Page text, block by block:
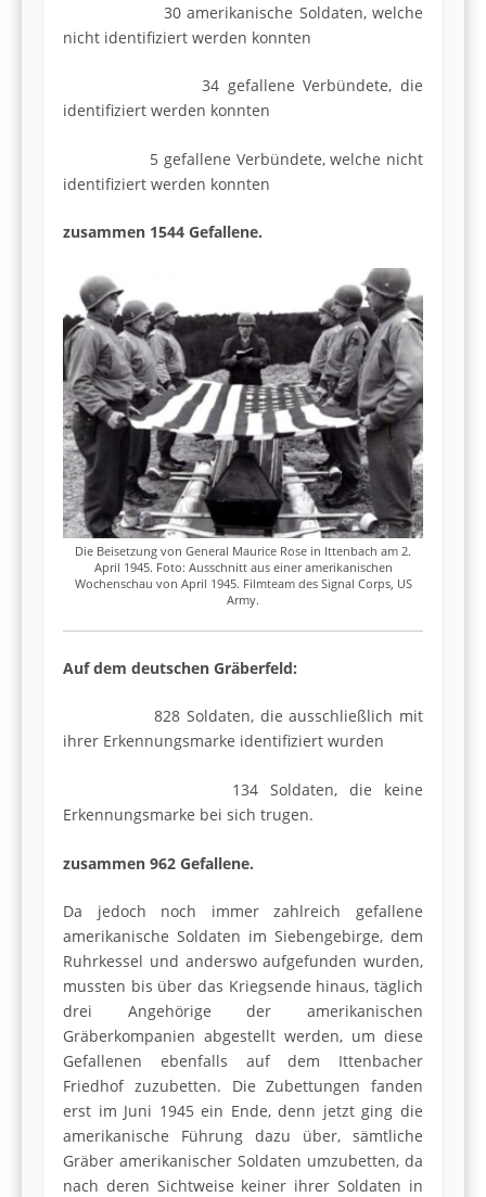
30 amerikanische Soldaten, welche
nicht identifiziert werden konnten
34 gefallene Verbündete, die
identifiziert werden konnten
5 gefallene Verbündete, welche nicht
identifiziert werden konnten
zusammen 1544 Gefallene.
Die Beisetzung von General Maurice Rose in Ittenbach am 2.
April 1945. Foto: Ausschnitt aus einer amerikanischen
Wochenschau von April 1945. Filmteam des Signal Corps, US
Army.
Auf dem deutschen Gräberfeld:
828 Soldaten, die ausschließlich mit
ihrer Erkennungsmarke identifiziert wurden
134 Soldaten, die keine
Erkennungsmarke bei sich trugen.
zusammen 962 Gefallene.
Da jedoch noch immer zahlreich gefallene
amerikanische Soldaten im Siebengebirge, dem
Ruhrkessel und anderswo aufgefunden wurden,
mussten bis über das Kriegsende hinaus, täglich
drei Angehörige der amerikanischen
Gräberkompanien abgestellt werden, um diese
Gefallenen ebenfalls auf dem Ittenbacher
Friedhof zuzubetten. Die Zubettungen fanden
erst im Juni 1945 ein Ende, denn jetzt ging die
amerikanische Führung dazu über, sämtliche
Gräber amerikanischer Soldaten umzubetten, da
nach deren Sichtweise keiner ihrer Soldaten in